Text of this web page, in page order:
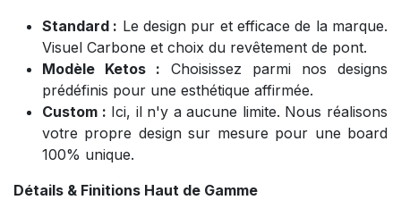
Standard : Le design pur et efficace de la marque.
Visuel Carbone et choix du revêtement de pont.
Modèle Ketos : Choisissez parmi nos designs
prédéfinis pour une esthétique affirmée.
Custom : Ici, il n'y a aucune limite. Nous réalisons
votre propre design sur mesure pour une board
100% unique.
Détails & Finitions Haut de Gamme